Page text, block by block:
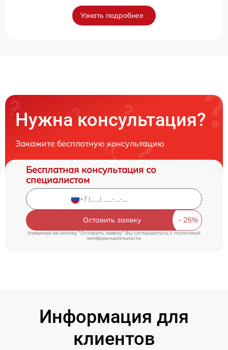
Узнать подробнее
Нужна консультация?
Закажите бесплатную консультацию
Бесплатная консультация со
специалистом
Оставить заявку
Нажимая на кнопку "Оставить заявку" Вы соглашаетесь cполитикой
конфиденциальности
Информация для
клиентов